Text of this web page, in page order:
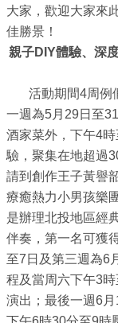
紹
影
音
網
站
導
覽
回
首
頁
大家，歡迎大家來
佳勝景！
親子DIY體驗、深
活動期間4周例
一週為5月29日至
酒家菜外，下午4
驗，聚集在地超過
請到創作王子黃譽
療癒熱力小男孩樂
是辦理北投地區經
伴奏，第一名可獲
至7日及第三週為6
程及當周六下午3
演出；最後一週6